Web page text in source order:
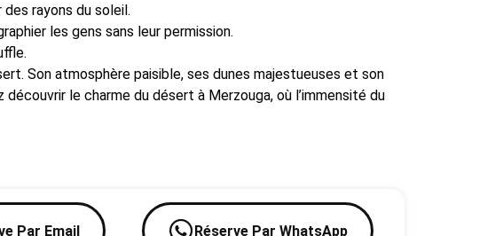
rayons du soleil.
les gens sans leur permission.
Son atmosphère paisible, ses dunes majestueuses et son
le charme du désert à Merzouga, où l’immensité du
Par Email Réserve Par WhatsApp